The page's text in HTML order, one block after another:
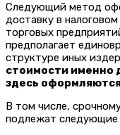
Следующий метод
доставку в
торговых
предполагает
структуре иных
стоимости именно
здесь
В том числе,
подлежат следующие